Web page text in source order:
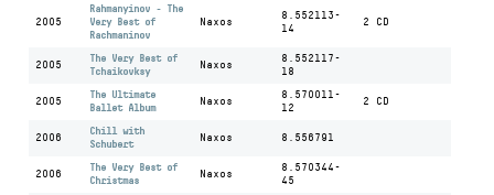
2005
Rahmanyinov - The
Very Best of
Rachmaninov
Naxos
8.552113-
14
2 CD
2005
The Very Best of
Tchaikovksy
Naxos
8.552117-
18
2005
The Ultimate
Ballet Album
Naxos
8.570011-
12
2 CD
2006
Chill with
Schubert
Naxos 8.556791
2006
The Very Best of
Christmas
Naxos
8.570344-
45